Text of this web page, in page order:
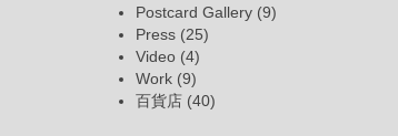
Postcard Gallery (9)
Press (25)
Video (4)
Work (9)
百貨店 (40)